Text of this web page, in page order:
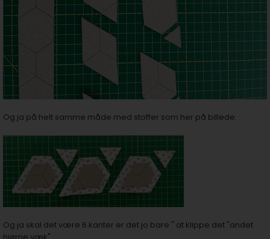
Og ja på helt samme måde med stoffer som her på billede.
Og ja skal det være 6 kanter er det jo bare " at klippe det "andet
hjørne væk"